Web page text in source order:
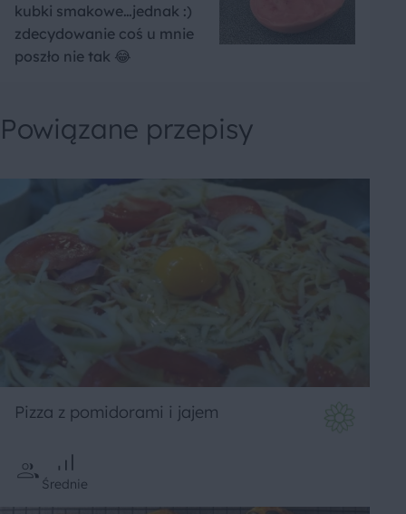
kubki smakowe…jednak :)
zdecydowanie coś u mnie
poszło nie tak 😂
Powiązane przepisy
Pizza z pomidorami i jajem
Średnie